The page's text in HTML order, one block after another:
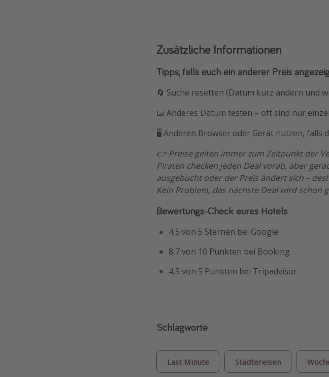
Zusätzliche Informationen
Tipps, falls euch ein anderer Preis
🔄 Suche resetten (Datum kurz ändern und
📅 Anderes Datum testen – oft sind nur
🖥️ Anderen Browser oder Gerät nutzen, falls
👉 Preise gelten immer zum Zeitpunkt der
Piraten checken jeden Deal vorab, aber
ausgebucht oder der Preis ändert sich –
Kein Problem, das nächste Deal wird schon
Bewertungs-Check eures Hotels
4,5 von 5 Sternen bei Google
8,7 von 10 Punkten bei Booking
4,5 von 5 Punkten bei Tripadvisor
Schlagworte
Last Minute Städtereisen